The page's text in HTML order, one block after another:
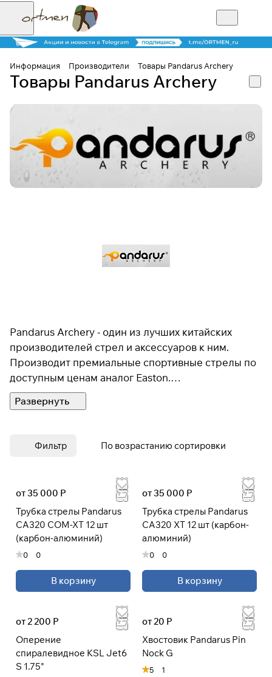
Информация Производители Товары Pandarus Archery
Товары Pandarus Archery
Pandarus Archery - один из лучших китайских
производителей стрел и аксессуаров к ним.
Производит премиальные спортивные стрелы по
доступным ценам аналог Easton.
Компания ORTMEN является официальным
дистрибьютором в России.&nbsp;
Фильтр По возрастанию сортировки
от 35 000 Р
Трубка стрелы Pandarus
CA320 COM-XT 12 шт
(карбон-алюминий)
0 0
В корзину
от 35 000 Р
Трубка стрелы Pandarus
CA320 XT 12 шт (карбон-
алюминий)
0 0
В корзину
от 2 200 Р
Оперение
спиралевидное KSL Jet6
S 1.75"
от 20 Р
Хвостовик Pandarus Pin
Nock G
5 1